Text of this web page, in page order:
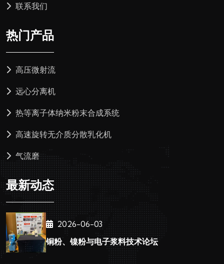
联系我们
热门产品
高压微射流
远心分离机
热等离子体纳米粉末合成系统
高速旋转无介质分散乳化机
气流磨
最新动态
2026-06-03
铜粉、镍粉与电子浆料技术论坛